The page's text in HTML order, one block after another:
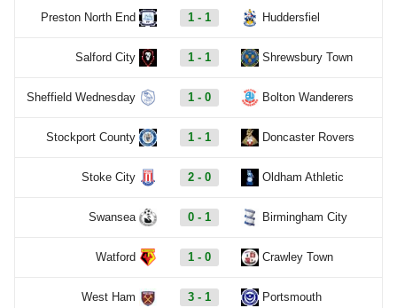
Preston North End 1 - 1 Huddersfiel
Salford City 1 - 1 Shrewsbury Town
Sheffield Wednesday 1 - 0 Bolton Wanderers
Stockport County 1 - 1 Doncaster Rovers
Stoke City 2 - 0 Oldham Athletic
Swansea 0 - 1 Birmingham City
Watford 1 - 0 Crawley Town
West Ham 3 - 1 Portsmouth